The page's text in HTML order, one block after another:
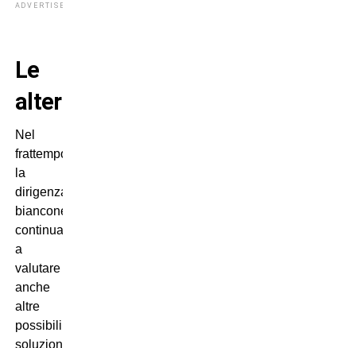
ADVERTISEMENT
Le
alternative
Nel
frattempo
la
dirigenza
bianconera
continua
a
valutare
anche
altre
possibili
soluzioni.